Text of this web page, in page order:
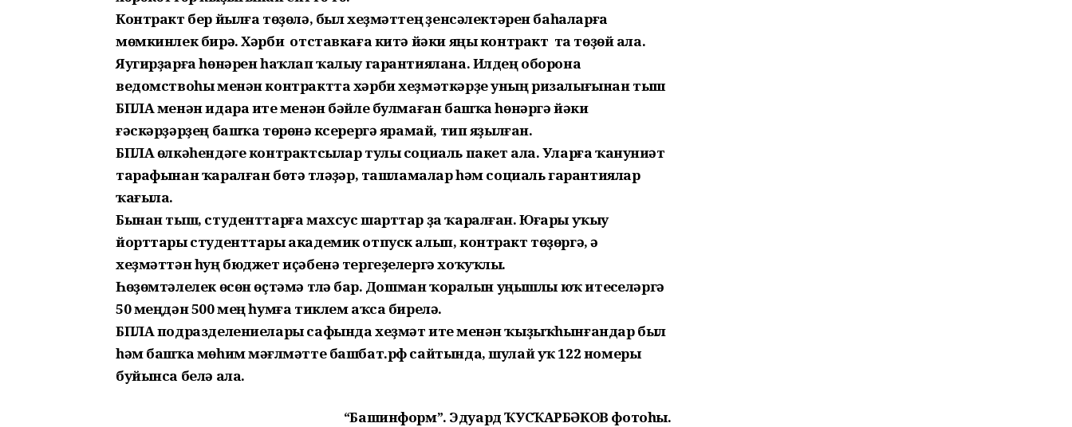
Контракт бер йылға төҙөлә, был хеҙмәттең үҙенсәлектәрен баһаларға
мөмкинлек бирә. Хәрби отставкаға китә йәки яңы контракт та төҙөй ала.
Яугирҙарға һөнәрен һаҡлап ҡалыу гарантиялана. Илдең оборона
ведомствоһы менән контрактта хәрби хеҙмәткәрҙе уның ризалығынан тыш
БПЛА менән идара итеү менән бәйле булмаған башҡа һөнәргә йәки
ғәскәрҙәрҙең башҡа төрөнә күсерергә ярамай, тип яҙылған.
БПЛА өлкәһендәге контрактсылар тулы социаль пакет ала. Уларға ҡануниәт
тарафынан ҡаралған бөтә түләүҙәр, ташламалар һәм социаль гарантиялар
ҡағыла.
Бынан тыш, студенттарға махсус шарттар ҙа ҡаралған. Юғары уҡыу
йорттары студенттары академик отпуск алып, контракт төҙөргә, ә
хеҙмәттән һуң бюджет иҫәбенә тергеҙелергә хоҡуҡлы.
Һөҙөмтәлелек өсөн өҫтәмә түләү бар. Дошман ҡоралын уңышлы юҡ итеүселәргә
50 меңдән 500 мең һумға тиклем аҡса бирелә.
БПЛА подразделениелары сафында хеҙмәт итеү менән ҡыҙыҡһынғандар был
һәм башҡа мөһим мәғлүмәтте башбат.рф сайтында, шулай уҡ 122 номеры
буйынса белә ала.
“Башинформ”. Эдуард ҠУСҠАРБӘКОВ фотоһы.